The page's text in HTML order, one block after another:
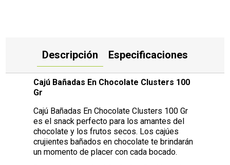
Descripción Especificaciones
Cajú Bañadas En Chocolate Clusters 100
Gr
Cajú Bañadas En Chocolate Clusters 100 Gr
es el snack perfecto para los amantes del
chocolate y los frutos secos. Los cajúes
crujientes bañados en chocolate te brindarán
un momento de placer con cada bocado.